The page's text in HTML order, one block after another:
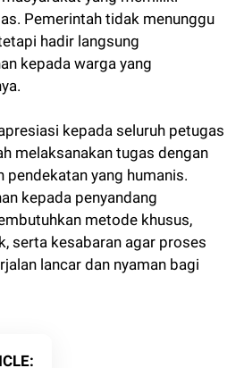
Pemerintah tidak menunggu
hadir langsung
kepada warga yang
kepada seluruh petugas
melaksanakan tugas dengan
pendekatan yang humanis.
kepada penyandang
metode khusus,
serta kesabaran agar proses
lancar dan nyaman bagi